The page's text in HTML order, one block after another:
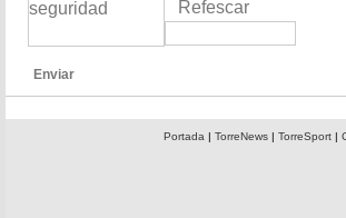
Refescar
Enviar
Portada| TorreNews| TorreSport|